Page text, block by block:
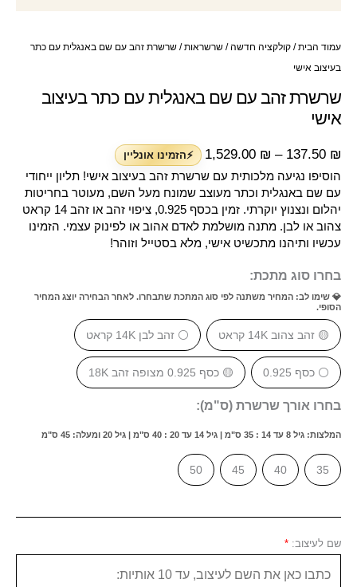
עמוד הבית/ קולקציה חדשה/ שרשראות/ שרשרת זהב עם שם באנגלית עם כתר
בעיצוב אישי
שרשרת זהב עם שם באנגלית עם כתר בעיצוב
אישי
137.50 ₪
–
1,529.00 ₪ ⚡הזמינו אונליין
הוסיפו נגיעה מלכותית עם שרשרת זהב בעיצוב אישי! תליון ייחודי
עם שם באנגלית וכתר מעוצב שמונח מעל השם, מעוטר בחריטות
יהלום ונצנוץ יוקרתי. זמין בכסף 0.925, ציפוי זהב או זהב 14 קראט
צהוב או לבן. מתנה מושלמת לאדם אהוב או לפינוק עצמי. הזמינו
עכשיו ותיהנו מתכשיט אישי, מלא בסטייל וזוהר!
בחרו סוג מתכת:
💎 שימו לב: המחיר משתנה לפי סוג המתכת שתבחרו. לאחר הבחירה יוצג המחיר
הסופי.
🟡 זהב צהוב 14K קראט ⚪ זהב לבן 14K קראט
⚪ כסף 0.925 🟡 כסף 0.925 מצופה זהב 18K
בחרו אורך שרשרת (ס"מ):
המלצות: גיל 8 עד 14 : 35 ס"מ | גיל 14 עד 20 : 40 ס"מ | גיל 20 ומעלה: 45 ס"מ
35
40
45
50
שם לעיצוב: *